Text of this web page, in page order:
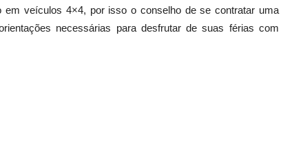
veículos 4×4, por isso o conselho de se contratar uma
necessárias para desfrutar de suas férias com